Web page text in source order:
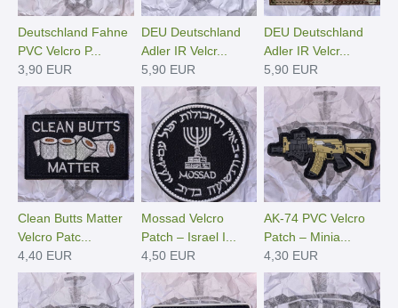
Deutschland Fahne
PVC Velcro P...
3,90 EUR
DEU Deutschland
Adler IR Velcr...
5,90 EUR
DEU Deutschland
Adler IR Velcr...
5,90 EUR
Clean Butts Matter
Velcro Patc...
4,40 EUR
Mossad Velcro
Patch – Israel I...
4,50 EUR
AK-74 PVC Velcro
Patch – Minia...
4,30 EUR